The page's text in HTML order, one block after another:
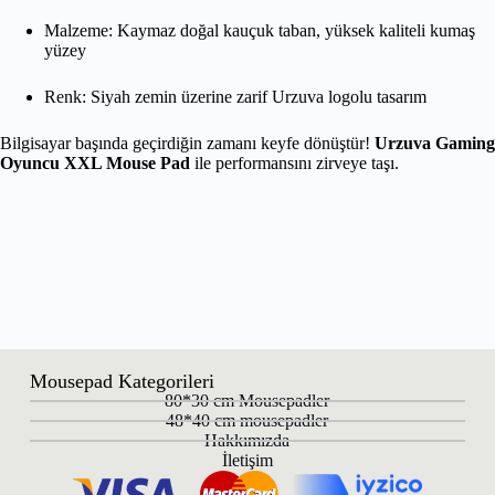
Malzeme: Kaymaz doğal kauçuk taban, yüksek kaliteli kumaş
yüzey
Renk: Siyah zemin üzerine zarif Urzuva logolu tasarım
Bilgisayar başında geçirdiğin zamanı keyfe dönüştür! Urzuva Gaming
Oyuncu XXL Mouse Pad ile performansını zirveye taşı.
Mousepad Kategorileri
80*30 cm Mousepadler
48*40 cm mousepadler
Hakkımızda
İletişim